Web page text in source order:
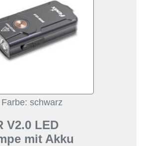
Farbe: schwarz
V2.0 LED
mit Akku